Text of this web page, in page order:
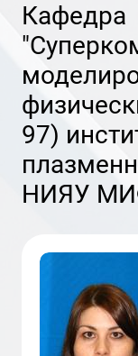
кафедра
97)
НИЯУ